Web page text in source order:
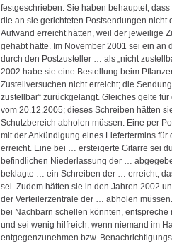
festgeschrieben. Sie haben behauptet,
die an sie gerichteten Postsendungen nicht
Aufwand erreicht hätten, weil der jeweilige
gehabt hätte. Im November 2001 sei ein
durch den Postzusteller … als „nicht
2002 habe sie eine Bestellung beim
Zustellversuchen nicht erreicht; die
zustellbar“ zurückgelangt. Gleiches gelte
vom 20.12.2005; dieses Schreiben hätten
Schutzbereich abholen müssen. Eine per
mit der Ankündigung eines Liefertermins
erreicht. Eine bei … ersteigerte Gitarre sei
befindlichen Niederlassung der …
beklagte … ein Schreiben der … erreicht,
sei. Zudem hätten sie in den Jahren 2002
der Verteilerzentrale der … abholen
bei Nachbarn schellen könnten,
und sei wenig hilfreich, wenn niemand im
entgegenzunehmen bzw.